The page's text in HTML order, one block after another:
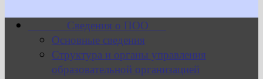
Сведения о ПОО
Основные сведения
Структура и органы управления
образовательной организацией